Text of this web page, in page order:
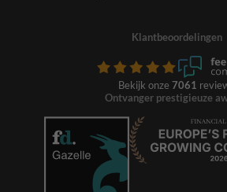
Klantbeoordelingen
Bekijk onze 7061
Ontvanger prestigieuze